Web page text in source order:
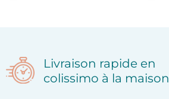
Livraison rapide en
colissimo à la maison